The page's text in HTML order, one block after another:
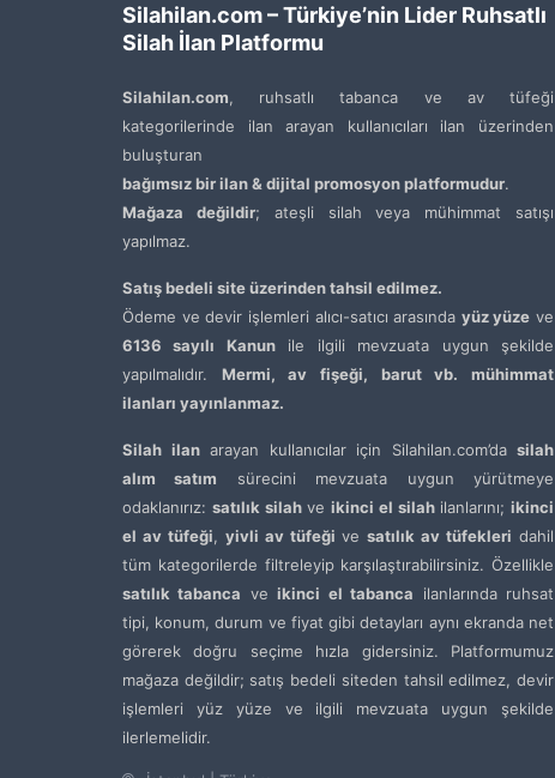
Silahilan.com – Türkiye’nin Lider Ruhsatlı
Silah İlan Platformu
Silahilan.com, ruhsatlı tabanca ve av tüfeği
kategorilerinde ilan arayan kullanıcıları ilan üzerinden
buluşturan
bağımsız bir ilan & dijital promosyon platformudur.
Mağaza değildir; ateşli silah veya mühimmat satışı
yapılmaz.
Satış bedeli site üzerinden tahsil edilmez.
Ödeme ve devir işlemleri alıcı-satıcı arasında yüz yüze ve
6136 sayılı Kanunile ilgili mevzuata uygun şekilde
yapılmalıdır. Mermi, av fişeği, barut vb. mühimmat
ilanları yayınlanmaz.
Silah ilanarayan kullanıcılar için Silahilan.com’da silah
alım satım sürecini mevzuata uygun yürütmeye
odaklanırız: satılık silahve ikinci el silahilanlarını; ikinci
el av tüfeği, yivli av tüfeği vesatılık av tüfekleri dahil
tüm kategorilerde filtreleyip karşılaştırabilirsiniz. Özellikle
satılık tabanca veikinci el tabanca ilanlarında ruhsat
tipi, konum, durum ve fiyat gibi detayları aynı ekranda net
görerek doğru seçime hızla gidersiniz. Platformumuz
mağaza değildir; satış bedeli siteden tahsil edilmez, devir
işlemleri yüz yüze ve ilgili mevzuata uygun şekilde
ilerlemelidir.